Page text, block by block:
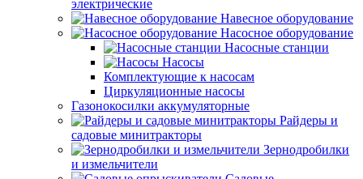
электрические
Навесное оборудование
Насосное оборудование
Насосные станции
Насосы
Комплектующие к насосам
Циркуляционные насосы
Газонокосилки аккумуляторные
Райдеры и
садовые минитракторы
Зернодробилки
и измельчители